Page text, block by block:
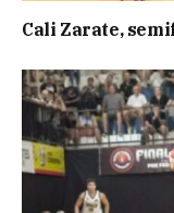
Cali Zarate,